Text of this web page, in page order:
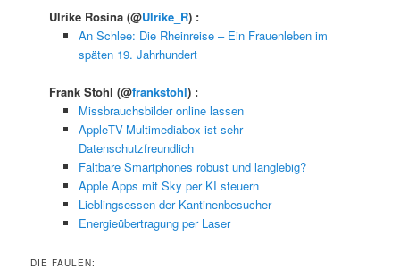
Ulrike Rosina(@Ulrike_R) :
An Schlee: Die Rheinreise – Ein Frauenleben im
späten 19. Jahrhundert
Frank Stohl(@frankstohl) :
Missbrauchsbilder online lassen
AppleTV-Multimediabox ist sehr
Datenschutzfreundlich
Faltbare Smartphones robust und langlebig?
Apple Apps mit Sky per KI steuern
Lieblingsessen der Kantinenbesucher
Energieübertragung per Laser
DIE FAULEN: